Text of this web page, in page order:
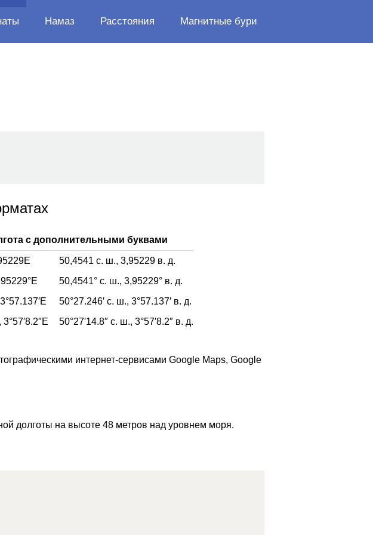
Намаз Расстояния Магнитные бури
с дополнительными буквами
E 50,4541 с. ш., 3,95229 в. д.
E 50,4541° с. ш., 3,95229° в. д.
3°57.137′E 50°27.246′ с. ш., 3°57.137′ в. д.
3°57′8.2″E 50°27′14.8″ с. ш., 3°57′8.2″ в. д.
интернет-сервисами Google Maps, Google
долготы на высоте 48 метров над уровнем моря.